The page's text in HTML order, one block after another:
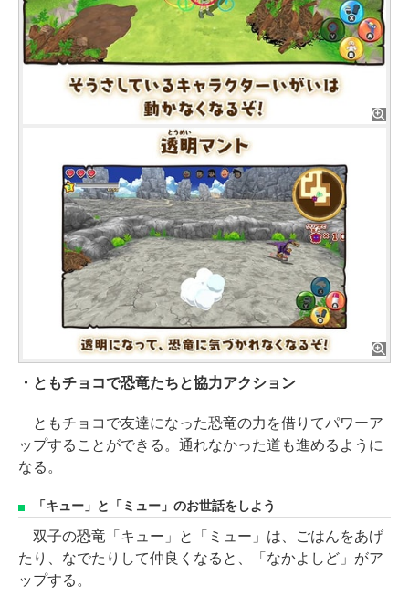
・ともチョコで恐竜たちと協力アクション
ともチョコで友達になった恐竜の力を借りてパワーア
ップすることができる。通れなかった道も進めるように
なる。
「キュー」と「ミュー」のお世話をしよう
双子の恐竜「キュー」と「ミュー」は、ごはんをあげ
たり、なでたりして仲良くなると、「なかよしど」がア
ップする。